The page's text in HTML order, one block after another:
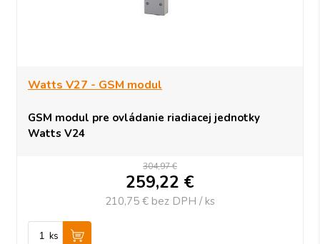
Watts V27 - GSM modul
GSM modul pre ovládanie riadiacej jednotky
Watts V24
304,97 €
259,22 €
210,75 € bez DPH / ks
ks